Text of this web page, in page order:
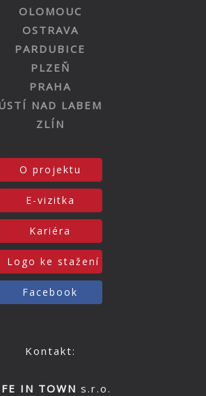
OLOMOUC
OSTRAVA
PARDUBICE
PLZEŇ
PRAHA
NAD LABEM
ZLÍN
O projektu
E-vizitka
Kariéra
Logo ke stažení
Facebook
Kontakt:
IN TOWN s.r.o.